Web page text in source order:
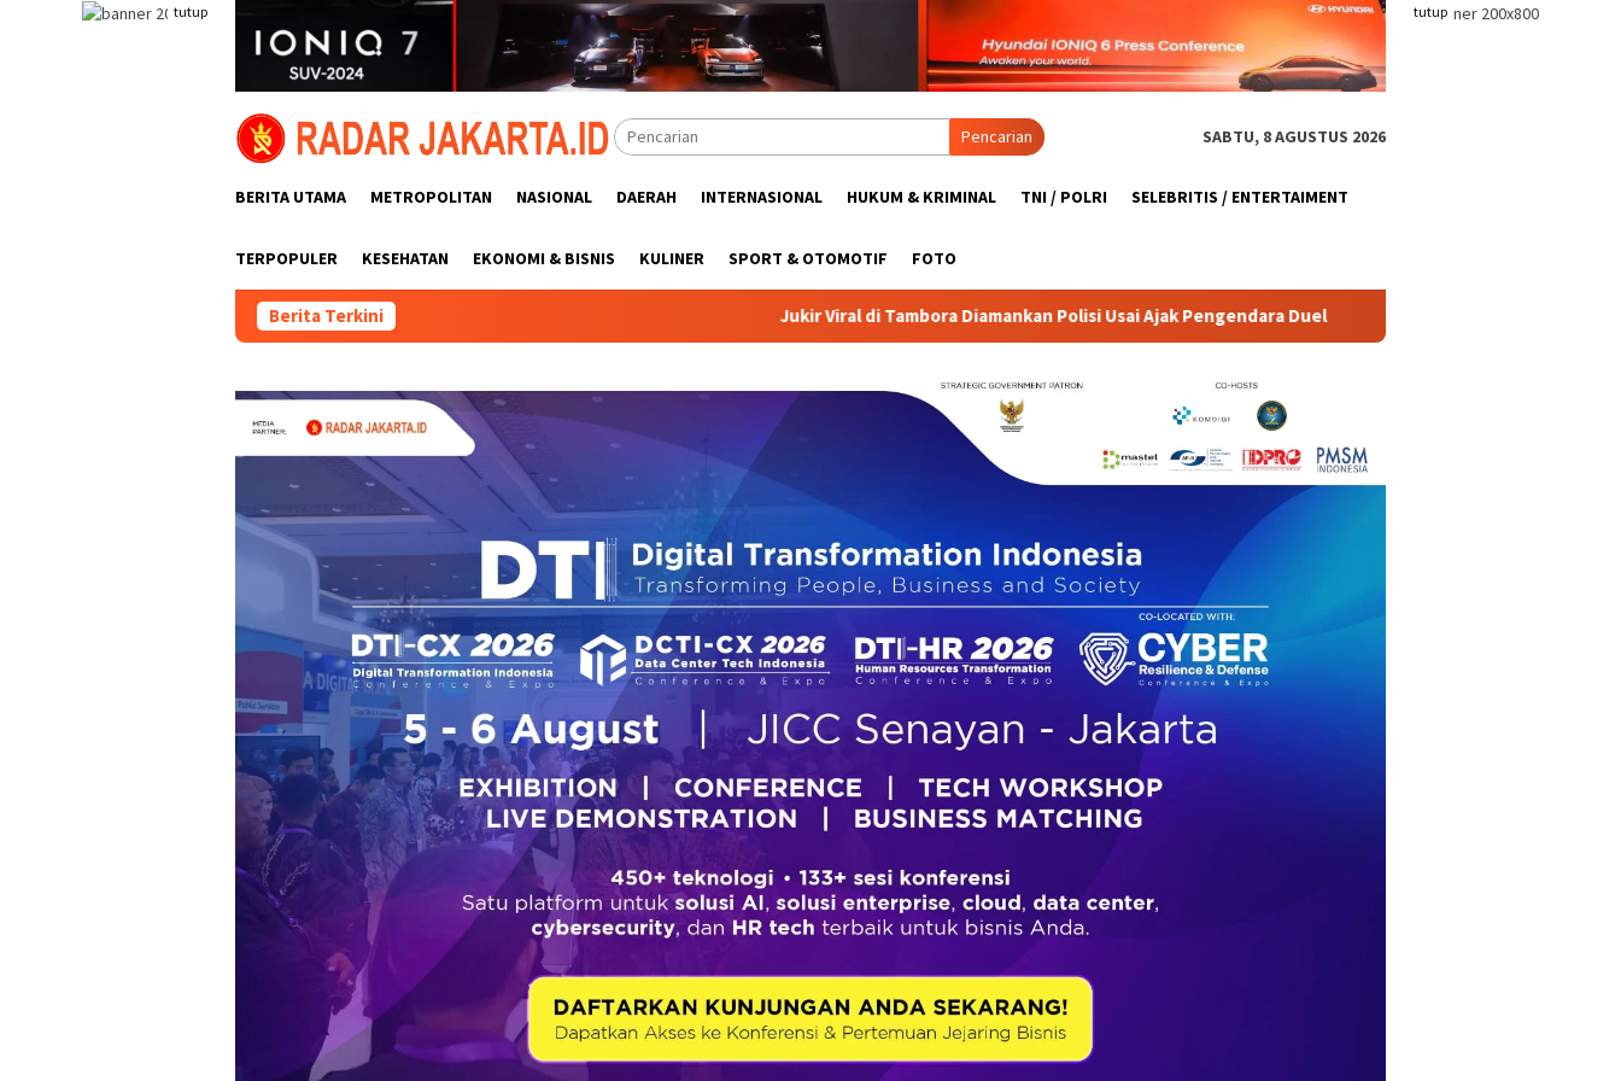
tutup tutup
Pencarian SABTU, 8 AGUSTUS 2026
BERITA UTAMA METROPOLITAN NASIONAL DAERAH INTERNASIONAL HUKUM & KRIMINAL TNI / POLRI SELEBRITIS / ENTERTAIMENT
TERPOPULER KESEHATAN EKONOMI & BISNIS KULINER SPORT & OTOMOTIF FOTO
Berita Terkini Jukir Viral di Tambora Diamankan Polisi Usai Ajak Pengendara Duel Karnaval Kemerdekaan, Sasana Bulan